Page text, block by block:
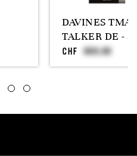
DAVINES TMA
TALKER DE - 5
CHF